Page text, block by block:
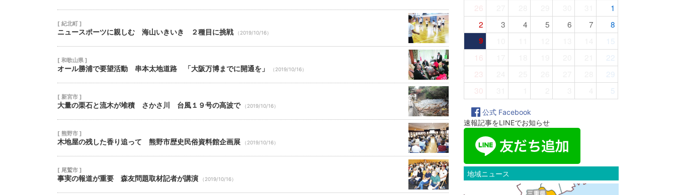
[ 紀北町 ]
ニュースポーツに親しむ 海山いきいき ２種目に挑戦 （2019/10/16）
[ 和歌山県 ]
オール勝浦で要望活動 串本太地道路 「大阪万博までに開通を」 （2019/10/16）
[ 新宮市 ]
大量の栗石と流木が堆積 さかさ川 台風１９号の高波で （2019/10/16）
[ 熊野市 ]
木地屋の残した香り追って 熊野市歴史民俗資料館企画展 （2019/10/16）
[ 尾鷲市 ]
事実の報道が重要 森友問題取材記者が講演 （2019/10/16）
26
1
2
3 4 5 6 7
8
9
15
16
22
23
29
30
5
公式 Facebook
速報記事をLINEでお知らせ
地域ニュース